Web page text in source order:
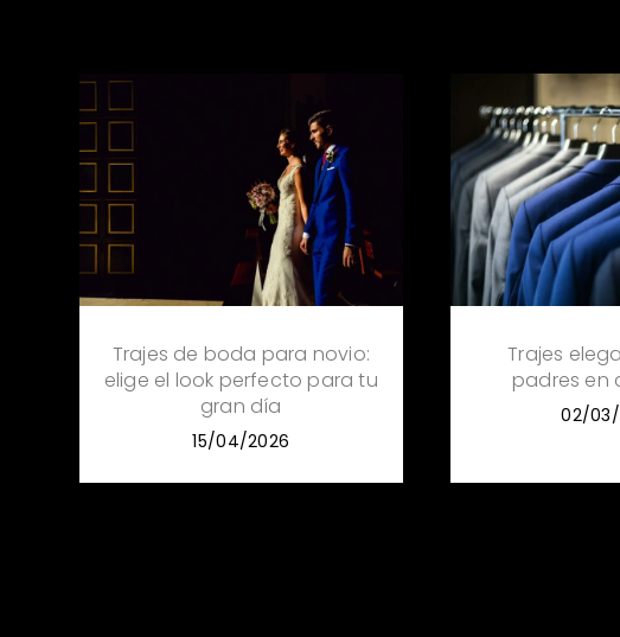
Trajes de boda para novio:
elige el look perfecto para tu
gran día
15/04/2026
Trajes
padres en
02/